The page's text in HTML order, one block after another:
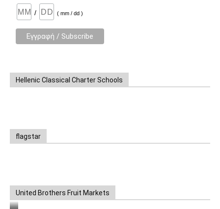
/ ( mm / dd )
Hellenic Classical Charter Schools
flagstar
United Brothers Fruit Markets